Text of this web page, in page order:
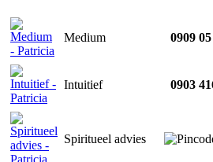
Medium 0909
Intuitief 0903
Spiritueel advies